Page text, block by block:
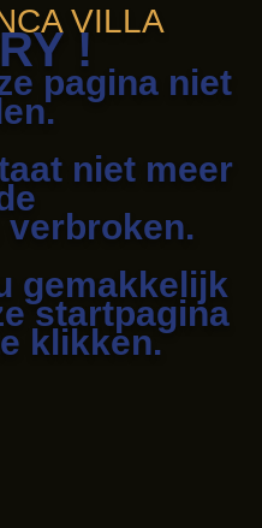
VILLA
!
pagina niet
niet meer
gemakkelijk
startpagina
klikken.